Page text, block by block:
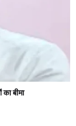
बीमा